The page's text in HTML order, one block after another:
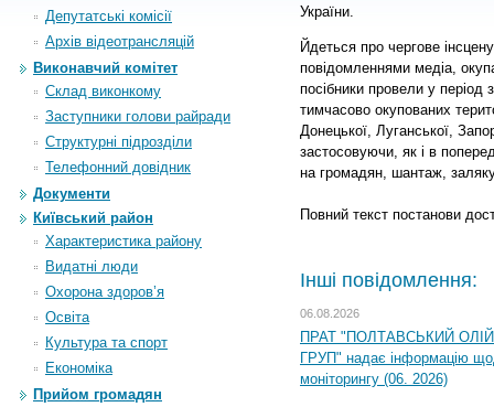
Депутатські комісії
Архiв вiдеотрансляцiй
Виконавчий комітет
Склад виконкому
Заступники голови райради
Структурні підрозділи
Телефонний довідник
Документи
Київський район
Характеристика району
Видатні люди
Охорона здоров’я
Освіта
Культура та спорт
Економіка
Прийом громадян
України.
Йдеться про чергове
повідомленнями медіа,
посібники провели у
тимчасово окупованих
Донецької, Луганської,
застосовуючи, як і в
на громадян, шантаж,
Повний текст постанови
Інші повідомлення:
06.08.2026
ПРАТ "ПОЛТАВСЬКИЙ
ГРУП" надає інформацію
моніторингу (06. 2026)